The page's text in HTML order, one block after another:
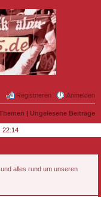
Anmelden
Registrieren
| Ungelesene Beiträge
22:14
alles rund um unseren